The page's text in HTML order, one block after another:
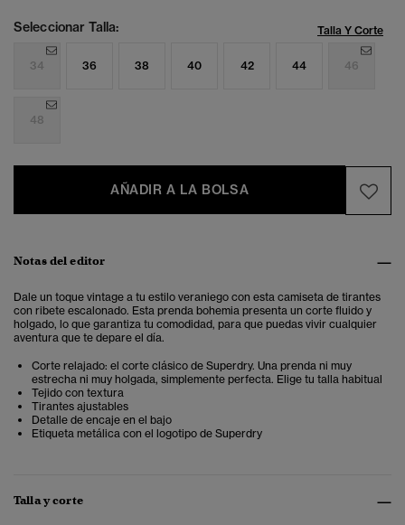
Seleccionar Talla: Talla Y Corte
34 36 38 40 42 44 46
48
AÑADIR A LA BOLSA
Notas del editor
Dale un toque vintage a tu estilo veraniego con esta camiseta de tirantes
con ribete escalonado. Esta prenda bohemia presenta un corte fluido y
holgado, lo que garantiza tu comodidad, para que puedas vivir cualquier
aventura que te depare el día.
Corte relajado: el corte clásico de Superdry. Una prenda ni muy
estrecha ni muy holgada, simplemente perfecta. Elige tu talla habitual
Tejido con textura
Tirantes ajustables
Detalle de encaje en el bajo
Etiqueta metálica con el logotipo de Superdry
Talla y corte